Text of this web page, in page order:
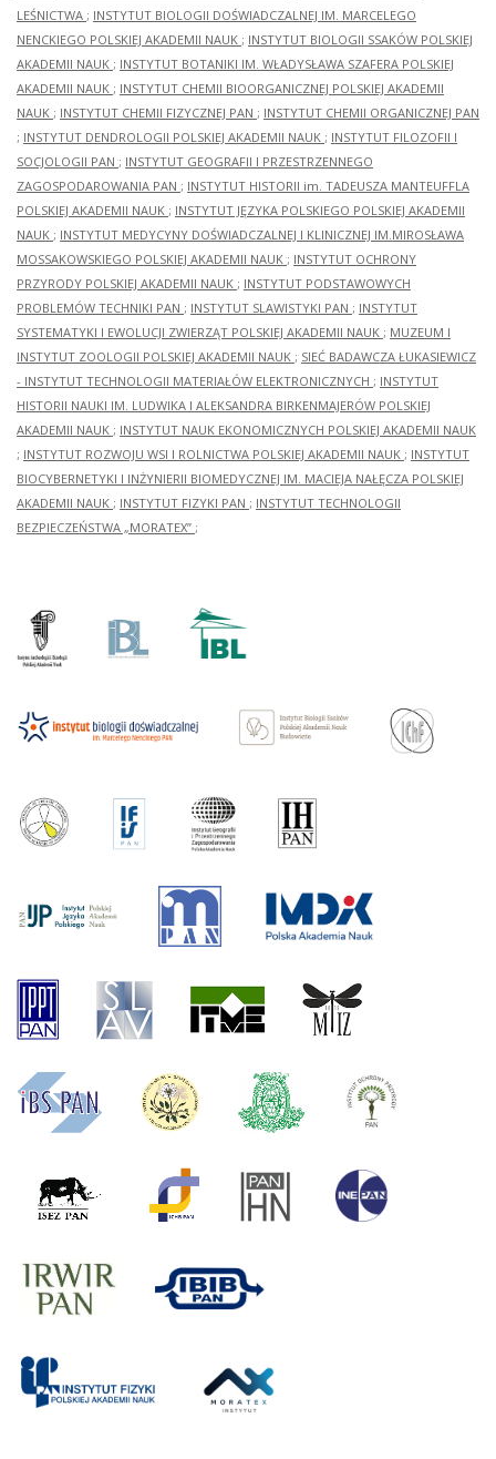
LEŚNICTWA ; INSTYTUT BIOLOGII DOŚWIADCZALNEJ IM. MARCELEGO
NENCKIEGO POLSKIEJ AKADEMII NAUK ; INSTYTUT BIOLOGII SSAKÓW POLSKIEJ
AKADEMII NAUK ; INSTYTUT BOTANIKI IM. WŁADYSŁAWA SZAFERA POLSKIEJ
AKADEMII NAUK ; INSTYTUT CHEMII BIOORGANICZNEJ POLSKIEJ AKADEMII
NAUK ; INSTYTUT CHEMII FIZYCZNEJ PAN ; INSTYTUT CHEMII ORGANICZNEJ PAN
; INSTYTUT DENDROLOGII POLSKIEJ AKADEMII NAUK ; INSTYTUT FILOZOFII I
SOCJOLOGII PAN ; INSTYTUT GEOGRAFII I PRZESTRZENNEGO
ZAGOSPODAROWANIA PAN ; INSTYTUT HISTORII im. TADEUSZA MANTEUFFLA
POLSKIEJ AKADEMII NAUK ; INSTYTUT JĘZYKA POLSKIEGO POLSKIEJ AKADEMII
NAUK ; INSTYTUT MEDYCYNY DOŚWIADCZALNEJ I KLINICZNEJ IM.MIROSŁAWA
MOSSAKOWSKIEGO POLSKIEJ AKADEMII NAUK ; INSTYTUT OCHRONY
PRZYRODY POLSKIEJ AKADEMII NAUK ; INSTYTUT PODSTAWOWYCH
PROBLEMÓW TECHNIKI PAN ; INSTYTUT SLAWISTYKI PAN ; INSTYTUT
SYSTEMATYKI I EWOLUCJI ZWIERZĄT POLSKIEJ AKADEMII NAUK ; MUZEUM I
INSTYTUT ZOOLOGII POLSKIEJ AKADEMII NAUK ; SIEĆ BADAWCZA ŁUKASIEWICZ
- INSTYTUT TECHNOLOGII MATERIAŁÓW ELEKTRONICZNYCH ; INSTYTUT
HISTORII NAUKI IM. LUDWIKA I ALEKSANDRA BIRKENMAJERÓW POLSKIEJ
AKADEMII NAUK ; INSTYTUT NAUK EKONOMICZNYCH POLSKIEJ AKADEMII NAUK
; INSTYTUT ROZWOJU WSI I ROLNICTWA POLSKIEJ AKADEMII NAUK ; INSTYTUT
BIOCYBERNETYKI I INŻYNIERII BIOMEDYCZNEJ IM. MACIEJA NAŁĘCZA POLSKIEJ
AKADEMII NAUK ; INSTYTUT FIZYKI PAN ; INSTYTUT TECHNOLOGII
BEZPIECZEŃSTWA „MORATEX” ;